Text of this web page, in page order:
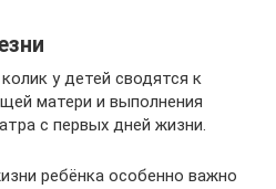
у детей сводятся к
матери и выполнения
с первых дней жизни.
ребёнка особенно важно